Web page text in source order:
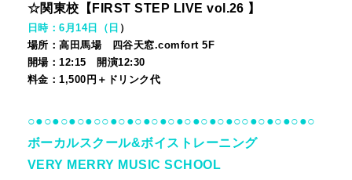
☆関東校【FIRST STEP LIVE vol.26 】
日時：6月14日（日 ）
場所：高田馬場 四谷天窓.comfort 5F
開場：12:15 開演12:30
料金：1,500円＋ドリンク代
○●○●○●○●○○●○●○●○●○●○●○●○●○○●○●○●○●○
ボーカルスクール&ボイストレーニング
VERY MERRY MUSIC SCHOOL